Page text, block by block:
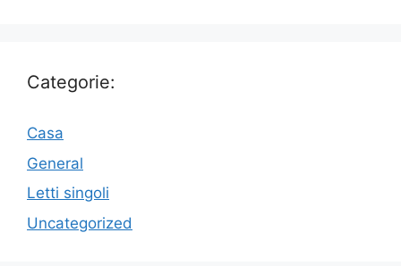
Categorie:
Casa
General
Letti singoli
Uncategorized